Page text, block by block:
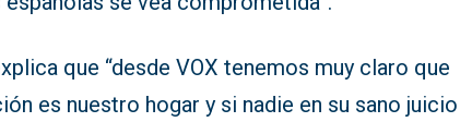
que “desde VOX tenemos muy claro que
es nuestro hogar y si nadie en su sano juicio